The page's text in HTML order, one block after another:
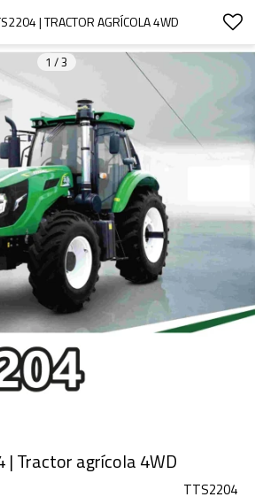
| TRACTOR AGRÍCOLA 4WD
1 /3
| Tractor agrícola 4WD
TTS2204